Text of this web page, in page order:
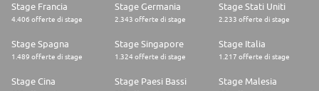
Stage Francia
4.406 offerte di stage
Stage Germania
2.343 offerte di stage
Stage Stati Uniti
2.233 offerte di stage
Stage Spagna
1.489 offerte di stage
Stage Singapore
1.324 offerte di stage
Stage Italia
1.217 offerte di stage
Stage Cina Stage Paesi Bassi Stage Malesia